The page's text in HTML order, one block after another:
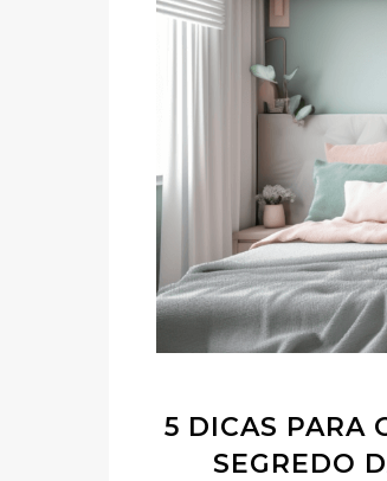
5 DICAS PARA
SEGREDO